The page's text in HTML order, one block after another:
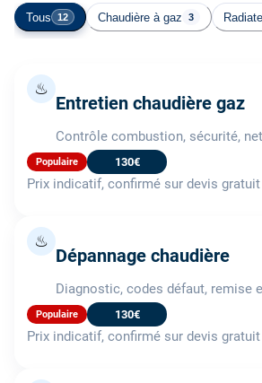
Tous 12 Chaudière à gaz 3
♨
Entretien chaudière gaz
Contrôle combustion, sécurité,
Populaire 130€
Prix indicatif, confirmé sur devis gratuit
♨
Dépannage chaudière
Diagnostic, codes défaut, remise
Populaire 130€
Prix indicatif, confirmé sur devis gratuit